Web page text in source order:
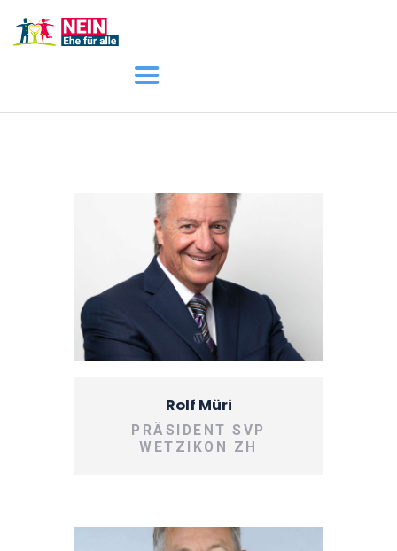
START
ÜBER UNS
DOWNLOADS
Rolf Müri
PRÄSIDENT SVP
WETZIKON ZH